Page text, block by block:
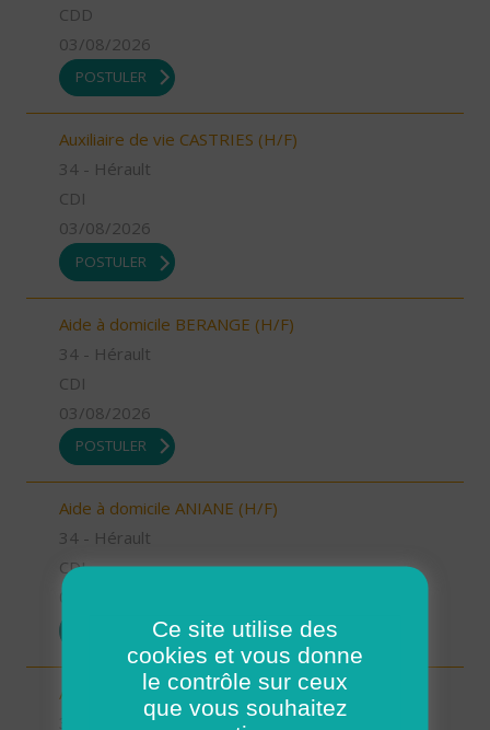
CDD
03/08/2026
POSTULER
Auxiliaire de vie CASTRIES (H/F)
34 - Hérault
CDI
03/08/2026
POSTULER
Aide à domicile BERANGE (H/F)
34 - Hérault
CDI
03/08/2026
POSTULER
Aide à domicile ANIANE (H/F)
34 - Hérault
CDI
Auxiliaire de vie GIGNAC (H/F)
34 - Hérault
Ce site utilise des
cookies et vous donne
le contrôle sur ceux
que vous souhaitez